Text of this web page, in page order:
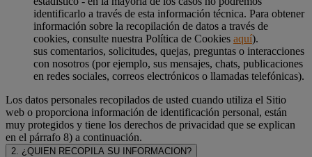
identificarlo a través de esta información técnica. Para obtener
información sobre la recopilación de datos a través de
cookies, consulte nuestra Política de Cookies aquí).
sus comentarios, solicitudes, quejas, preguntas o interacciones
con nosotros (por ejemplo, sus mensajes, chats, publicaciones
en redes sociales, correos electrónicos o llamadas telefónicas).
Los datos personales recopilados de usted cuando utiliza el Sitio
web o proporciona información de identificación personal, están
muy protegidos y tiene los derechos de privacidad que se explican
en el párrafo 8) a continuación.
2. ¿QUIEN RECOPILA SU INFORMACION?